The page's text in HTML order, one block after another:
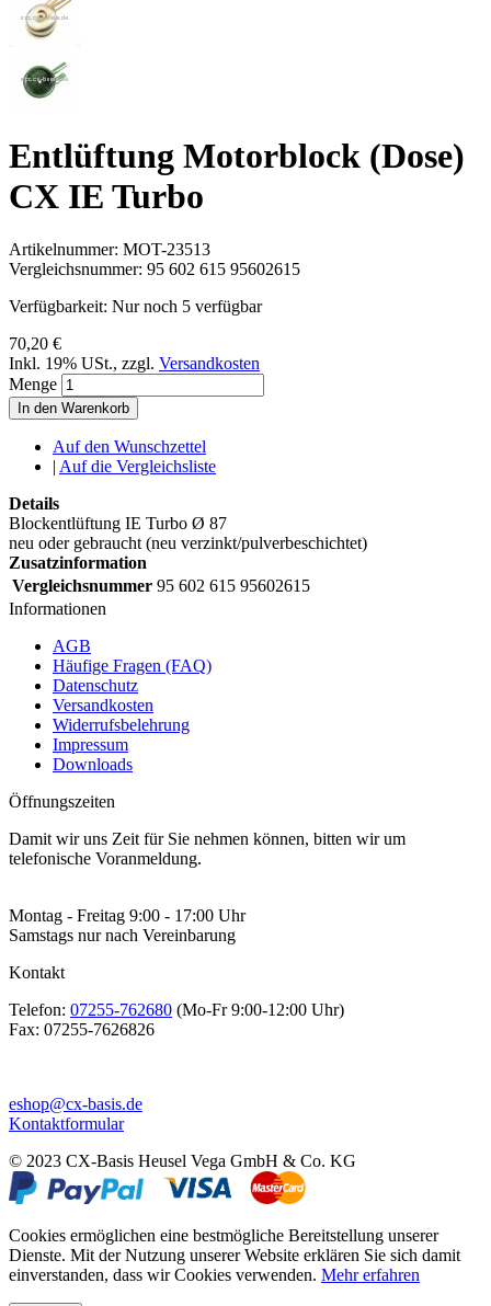
Entlüftung Motorblock (Dose)
CX IE Turbo
Artikelnummer: MOT-23513
Vergleichsnummer: 95 602 615 95602615
Verfügbarkeit: Nur noch 5 verfügbar
70,20 €
Inkl. 19% USt., zzgl. Versandkosten
Menge
In den Warenkorb
Auf den Wunschzettel
| Auf die Vergleichsliste
Details
Blockentlüftung IE Turbo Ø 87
neu oder gebraucht (neu verzinkt/pulverbeschichtet)
Zusatzinformation
Vergleichsnummer 95 602 615 95602615
Informationen
AGB
Häufige Fragen (FAQ)
Datenschutz
Versandkosten
Widerrufsbelehrung
Impressum
Downloads
Öffnungszeiten
Damit wir uns Zeit für Sie nehmen können, bitten wir um
telefonische Voranmeldung.
Montag - Freitag 9:00 - 17:00 Uhr
Samstags nur nach Vereinbarung
Kontakt
Telefon: 07255-762680 (Mo-Fr 9:00-12:00 Uhr)
Fax: 07255-7626826
eshop@cx-basis.de
Kontaktformular
© 2023 CX-Basis Heusel Vega GmbH & Co. KG
Cookies ermöglichen eine bestmögliche Bereitstellung unserer
Dienste. Mit der Nutzung unserer Website erklären Sie sich damit
einverstanden, dass wir Cookies verwenden. Mehr erfahren